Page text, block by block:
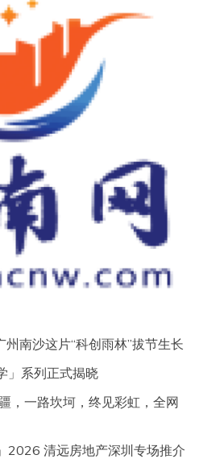
南沙这片“科创雨林”拔节生长
」系列正式揭晓
，一路坎坷，终见彩虹，全网
2026 清远房地产深圳专场推介